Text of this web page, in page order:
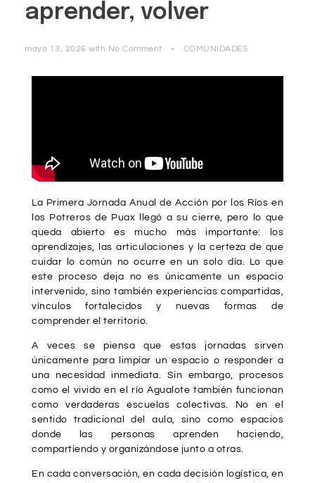
aprender, volver
mayo 13, 2026 with No Comment COMUNIDADES
La Primera Jornada Anual de Acción por los Ríos en
los Potreros de Puax llegó a su cierre, pero lo que
queda abierto es mucho más importante: los
aprendizajes, las articulaciones y la certeza de que
cuidar lo común no ocurre en un solo día. Lo que
este proceso deja no es únicamente un espacio
intervenido, sino también experiencias compartidas,
vínculos fortalecidos y nuevas formas de
comprender el territorio.
A veces se piensa que estas jornadas sirven
únicamente para limpiar un espacio o responder a
una necesidad inmediata. Sin embargo, procesos
como el vivido en el río Agualote también funcionan
como verdaderas escuelas colectivas. No en el
sentido tradicional del aula, sino como espacios
donde las personas aprenden haciendo,
compartiendo y organizándose junto a otras.
En cada conversación, en cada decisión logística, en